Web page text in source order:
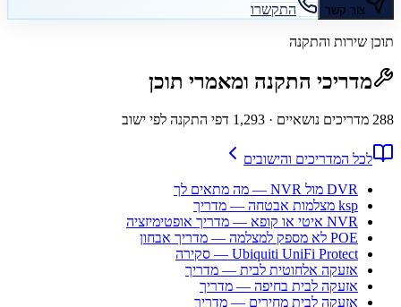
צור קשר התקשרו
תוכן שירות והתקנה
מדריכי התקנה ומאמרי תוכן
288 מדריכים נושאיים · 1,293 דפי התקנה לפי ישוב
לכל המדריכים והישובים
DVR מול NVR — מה מתאים לך
ksp מצלמות אבטחה — מדריך
NVR איטי או קופא — מדריך אופטימיזציה
POE לא מספק למצלמה — מדריך אבחון
Ubiquiti UniFi Protect — סקירה
אזעקה אלחוטית לבית — מדריך
אזעקה לבית בחיפה — מדריך
אזעקה לבית מחירים — מדריך